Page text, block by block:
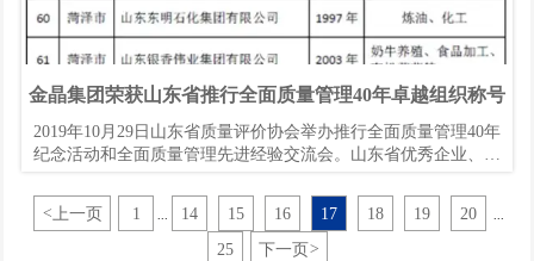
金晶集团荣获山东省推行全面质量管理40年卓越组织称号
2019年10月29日山东省质量评价协会举办推行全面质量管理40年
纪念活动和全面质量管理先进经验交流会。山东省优秀企业、行
的材料审核、征求意见、公示等环节，表彰“山东省推行全面质量
管理40年卓越组织”61个，其中金晶（集团）有限公司荣获“山东
省推行全面质量管理40年卓越组织”称号。
<上一页 1 ... 14 15 16 17 18 19 20 ...
25 下一页 >